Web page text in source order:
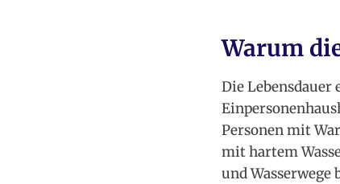
Warum
Die Lebensdauer
Personen mit
mit hartem
und Wasserwege